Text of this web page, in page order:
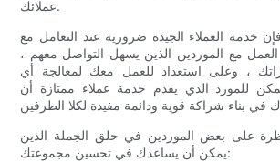
عملائك.
خدمة العملاء الجيدة ضرورية عند التعامل مع
مع الموردين الذين يسهل التواصل معهم ،
، وعلى استعداد للعمل معك لمعالجة أي
للمورد الذي يقدم خدمة عملاء ممتازة أن
على بعض الموردين في حلق الجملة الذين
يمكن أن يساعدك في تحسين مجموعتك: